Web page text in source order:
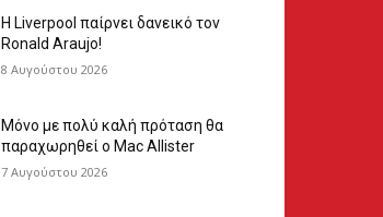
Η Liverpool παίρνει δανεικό τον
Ronald Araujo!
8 Αυγούστου 2026
Μόνο με πολύ καλή πρόταση θα
παραχωρηθεί ο Mac Allister
7 Αυγούστου 2026